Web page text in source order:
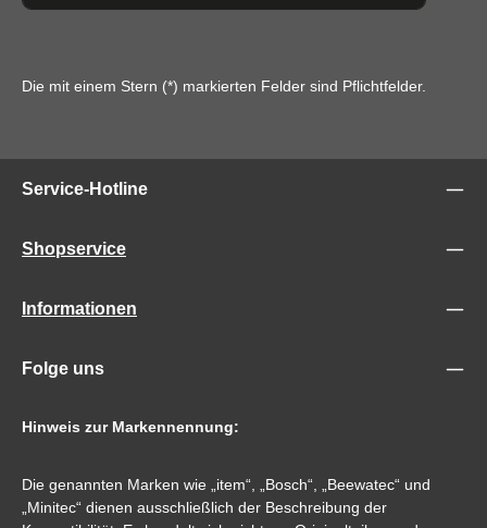
Die mit einem Stern (*) markierten Felder sind Pflichtfelder.
Service-Hotline
Shopservice
Informationen
Folge uns
Hinweis zur Markennennung:
Die genannten Marken wie „item“, „Bosch“, „Beewatec“ und
„Minitec“ dienen ausschließlich der Beschreibung der